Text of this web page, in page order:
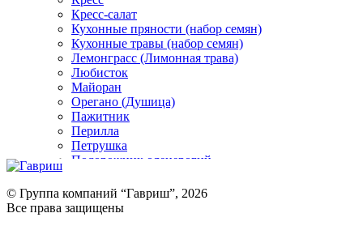
Кресс-салат
Кухонные пряности (набор семян)
Кухонные травы (набор семян)
Лемонграсс (Лимонная трава)
Любисток
Майоран
Орегано (Душица)
Пажитник
Перилла
Петрушка
Подорожник оленерогий
Ревень
Рукола
Рута
© Группа компаний “Гавриш”, 2026
Все права защищены